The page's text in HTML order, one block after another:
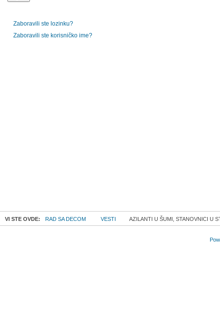
Zaboravili ste lozinku?
Zaboravili ste korisničko ime?
VI STE OVDE: RAD SA DECOM VESTI AZILANTI U ŠUMI, STANOVNICI U